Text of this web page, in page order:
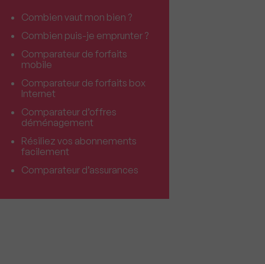
Combien vaut mon bien ?
Combien puis-je emprunter ?
Comparateur de forfaits
mobile
Comparateur de forfaits box
Internet
Comparateur d’offres
déménagement
Résiliez vos abonnements
facilement
Comparateur d’assurances